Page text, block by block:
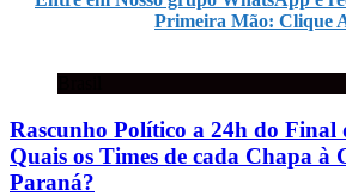
Primeira Mão: Clique
Rascunho Político a 24h do Final
Quais os Times de cada Chapa à
Paraná?